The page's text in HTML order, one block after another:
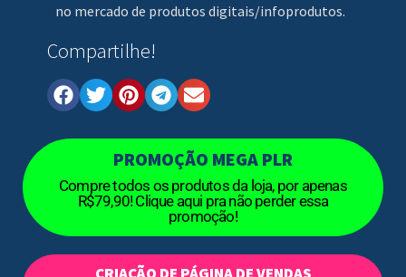
no mercado de produtos digitais/infoprodutos.
Compartilhe!
PROMOÇÃO MEGA PLR
Compre todos os produtos da loja, por apenas
R$79,90! Clique aqui pra não perder essa
promoção!